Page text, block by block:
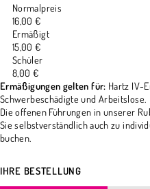
Normalpreis
16,00 €
Ermäßigt
15,00 €
Schüler
8,00 €
Ermäßigungen gelten für: Hartz IV-
Schwerbeschädigte und Arbeitslose.
Die offenen Führungen in unserer
Sie selbstverständlich auch zu
buchen.
IHRE BESTELLUNG